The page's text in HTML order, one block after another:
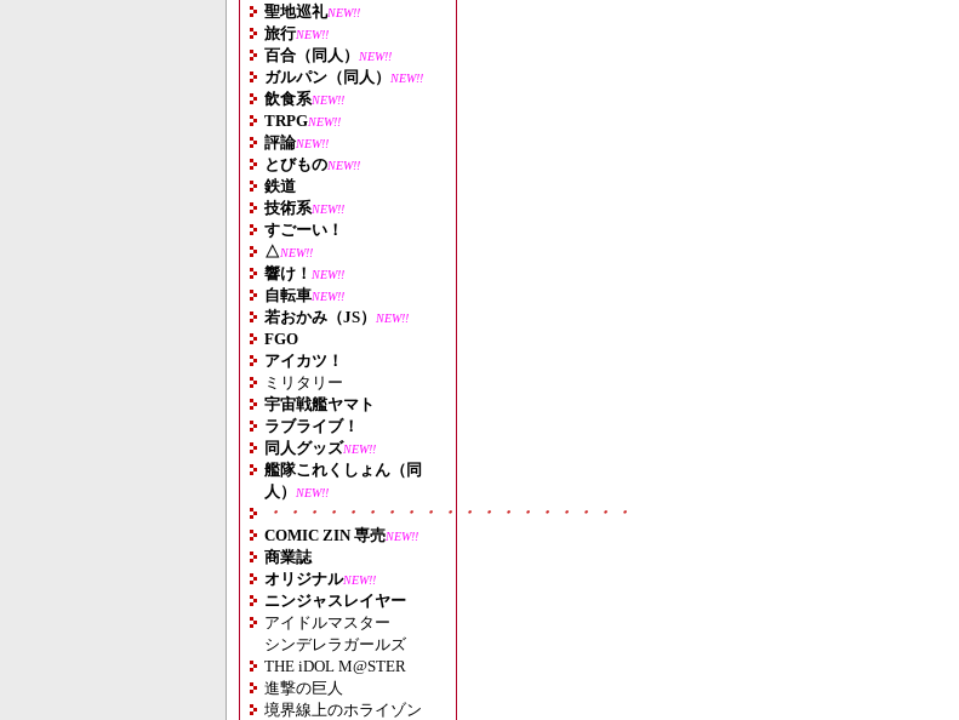
聖地巡礼NEW!!
旅行NEW!!
百合（同人） NEW!!
ガルパン（同人） NEW!!
飲食系NEW!!
TRPGNEW!!
評論NEW!!
とびものNEW!!
鉄道
技術系NEW!!
すごーい！
△NEW!!
響け！ NEW!!
自転車NEW!!
若おかみ（JS） NEW!!
FGO
アイカツ！
ミリタリー
宇宙戦艦ヤマト
ラブライブ！
同人グッズNEW!!
艦隊これくしょん（同
人）
NEW!!
・・・・・・・・・・・・・・・・・・・
COMIC ZIN 専売NEW!!
商業誌
オリジナルNEW!!
ニンジャスレイヤー
アイドルマスター
シンデレラガールズ
THE iDOL M@STER
進撃の巨人
境界線上のホライゾン